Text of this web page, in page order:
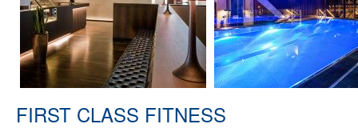
FIRST CLASS FITNESS